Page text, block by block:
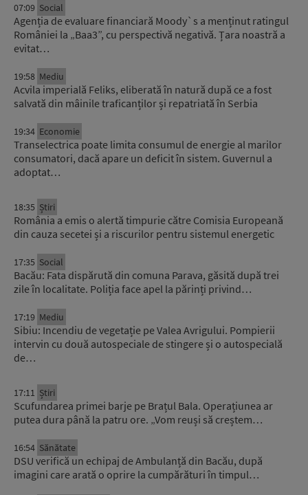
07:09 Social
Agenția de evaluare financiară Moody`s a menținut ratingul
României la „Baa3”, cu perspectivă negativă. Țara noastră a
evitat…
19:58 Mediu
Acvila imperială Feliks, eliberată în natură după ce a fost
salvată din mâinile traficanților și repatriată în Serbia
19:34 Economie
Transelectrica poate limita consumul de energie al marilor
consumatori, dacă apare un deficit în sistem. Guvernul a
adoptat…
18:35 Știri
România a emis o alertă timpurie către Comisia Europeană
din cauza secetei și a riscurilor pentru sistemul energetic
17:35 Social
Bacău: Fata dispărută din comuna Parava, găsită după trei
zile în localitate. Poliția face apel la părinți privind…
17:19 Mediu
Sibiu: Incendiu de vegetație pe Valea Avrigului. Pompierii
intervin cu două autospeciale de stingere și o autospecială
de…
17:11 Știri
Scufundarea primei barje pe Brațul Bala. Operațiunea ar
putea dura până la patru ore. „Vom reuși să creștem…
16:54 Sănătate
DSU verifică un echipaj de Ambulanță din Bacău, după
imagini care arată o oprire la cumpărături în timpul…